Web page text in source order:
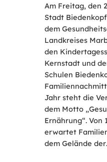
Am Freitag, den
Stadt
dem
Landkreises
den
Kernstadt und
Schulen
Jahr steht die
dem Motto
Ernährung“. Von
erwartet
dem Gelände